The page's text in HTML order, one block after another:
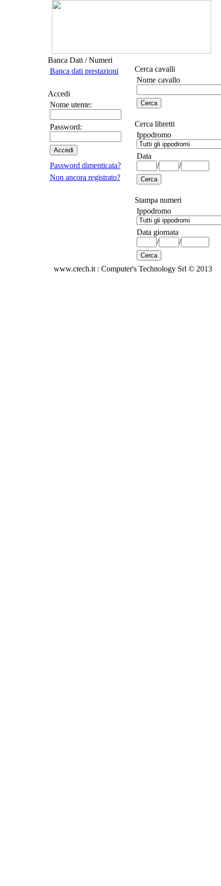
Banca Dati / Numeri
Banca dati prestazioni
Accedi
Nome utente:
Password:
Password dimenticata?
Non ancora registrato?
Cerca cavalli
Nome cavallo
Cerca libretti
Ippodromo
Data
/
/
Stampa numeri
Ippodromo
Data giornata
/
/
www.ctech.it : Computer's Technology Srl © 2013